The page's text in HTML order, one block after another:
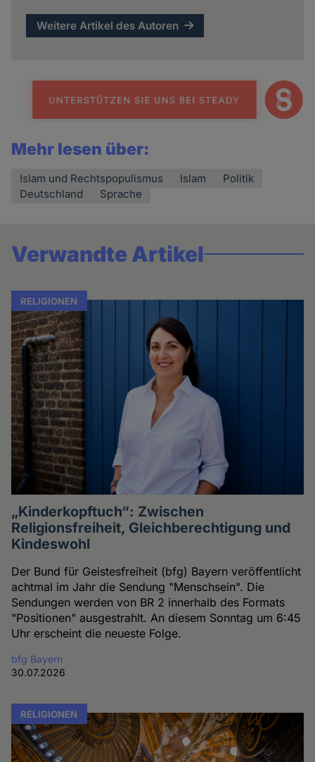
Weitere Artikel des Autoren
Mehr lesen über:
Islam und Rechtspopulismus Islam
Politik
Deutschland
Sprache
Verwandte Artikel
RELIGIONEN
„Kinderkopftuch“: Zwischen
Religionsfreiheit, Gleichberechtigung und
Kindeswohl
Der Bund für Geistesfreiheit (bfg) Bayern veröffentlicht
achtmal im Jahr die Sendung "Menschsein". Die
Sendungen werden von BR 2 innerhalb des Formats
"Positionen" ausgestrahlt. An diesem Sonntag um 6:45
Uhr erscheint die neueste Folge.
bfg Bayern
30.07.2026
RELIGIONEN